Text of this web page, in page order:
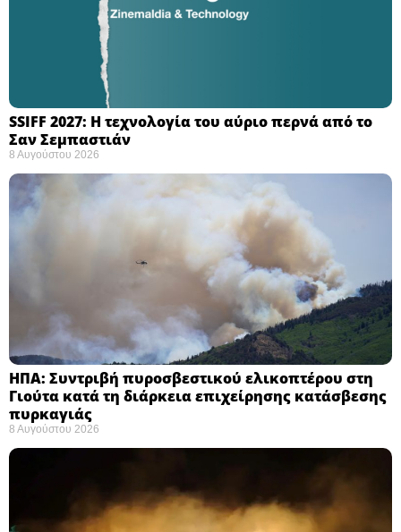
SSIFF 2027: Η τεχνολογία του αύριο περνά από το
Σαν Σεμπαστιάν ​
8 Αυγούστου 2026
ΗΠΑ: Συντριβή πυροσβεστικού ελικοπτέρου στη
Γιούτα κατά τη διάρκεια επιχείρησης κατάσβεσης
πυρκαγιάς ​
8 Αυγούστου 2026